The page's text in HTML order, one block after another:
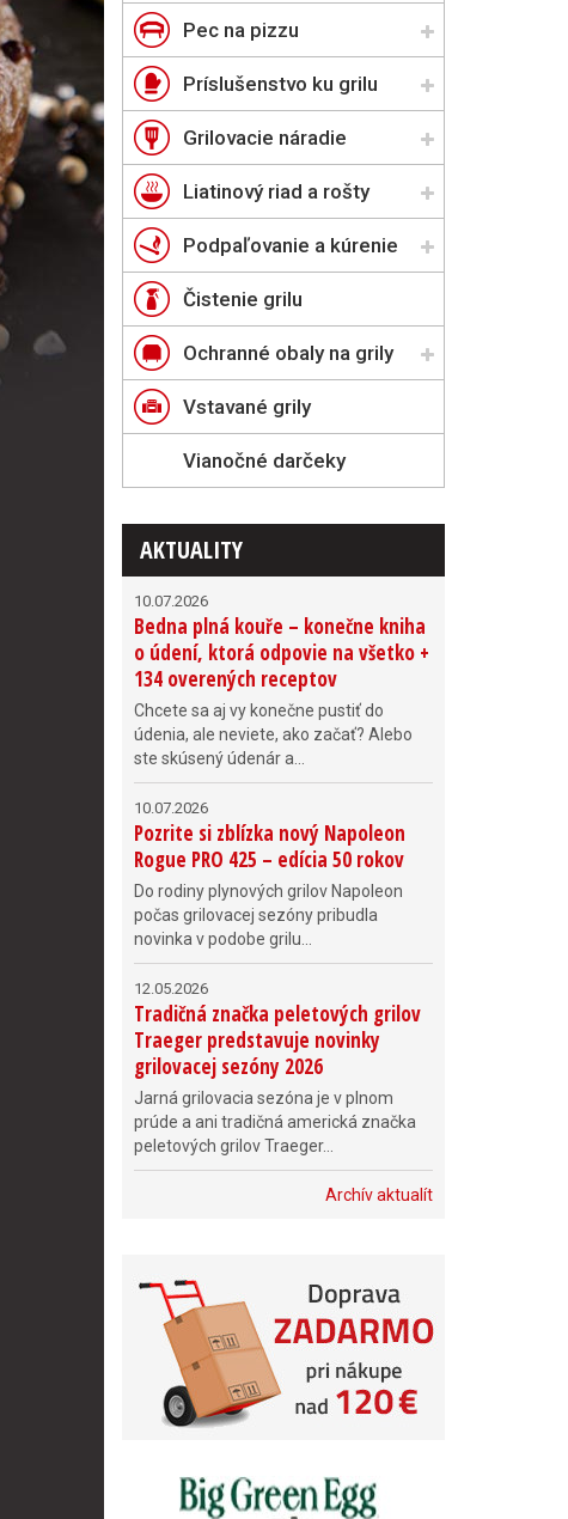
Pec na pizzu
Príslušenstvo ku grilu
Grilovacie náradie
Liatinový riad a rošty
Podpaľovanie a kúrenie
Čistenie grilu
Ochranné obaly na grily
Vstavané grily
Vianočné darčeky
AKTUALITY
10.07.2026
Bedna plná kouře – konečne kniha
o údení, ktorá odpovie na všetko +
134 overených receptov
Chcete sa aj vy konečne pustiť do
údenia, ale neviete, ako začať? Alebo
ste skúsený údenár a...
10.07.2026
Pozrite si zblízka nový Napoleon
Rogue PRO 425 – edícia 50 rokov
Do rodiny plynových grilov Napoleon
počas grilovacej sezóny pribudla
novinka v podobe grilu...
12.05.2026
Tradičná značka peletových grilov
Traeger predstavuje novinky
grilovacej sezóny 2026
Jarná grilovacia sezóna je v plnom
prúde a ani tradičná americká značka
peletových grilov Traeger...
Archív aktualít